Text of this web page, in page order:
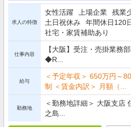
求人の特徴
女性活躍 上場企業 残業
土日祝休み
年間休日120
社宅・家賃補助あり
仕事内容
【大阪】受注・売掛業務
◆R...
給与
＜予定年収＞ 650万円～
制 ＜賃金内訳＞ 月額（...
勤務地
＜勤務地詳細＞ 大阪支店
之島...